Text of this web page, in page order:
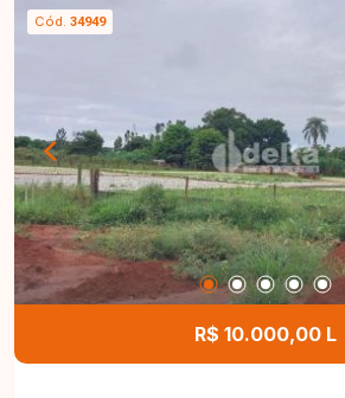
Cód. 34949
R$ 10.000,00 L